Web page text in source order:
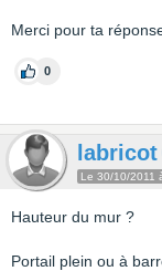
Merci pour ta
0
labricot
Le 30/10/2011
Hauteur du mur ?
Portail plein ou à